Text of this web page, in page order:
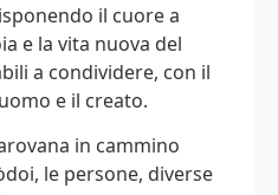
il cuore a
e la vita nuova del
a condividere, con il
e il creato.
in cammino
le persone, diverse